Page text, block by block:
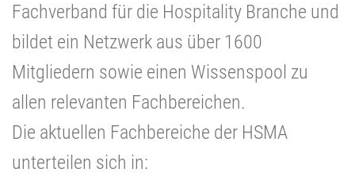
Fachverband für die Hospitality Branche und
bildet ein Netzwerk aus über 1600
Mitgliedern sowie einen Wissenspool zu
allen relevanten Fachbereichen.
Die aktuellen Fachbereiche der HSMA
unterteilen sich in: